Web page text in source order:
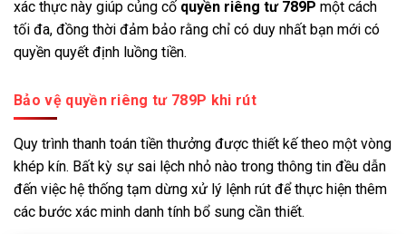
xác thực này giúp củng cố quyền riêng tư 789P một cách
tối đa, đồng thời đảm bảo rằng chỉ có duy nhất bạn mới có
quyền quyết định luồng tiền.
Bảo vệ quyền riêng tư 789P khi rút
Quy trình thanh toán tiền thưởng được thiết kế theo một vòng
khép kín. Bất kỳ sự sai lệch nhỏ nào trong thông tin đều dẫn
đến việc hệ thống tạm dừng xử lý lệnh rút để thực hiện thêm
các bước xác minh danh tính bổ sung cần thiết.